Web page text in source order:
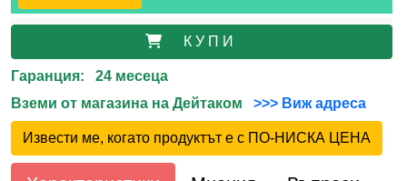
К У П И
Гаранция: 24 месеца
Вземи от магазина на Дейтаком
>>> Виж адреса
Извести ме, когато продуктът е с ПО-НИСКА ЦЕНА